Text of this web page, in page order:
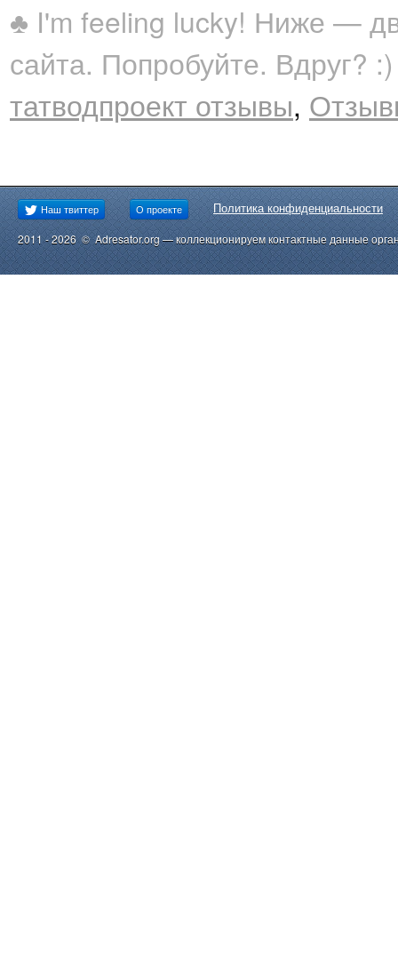
♣ I'm feeling lucky! Ниже —
сайта. Попробуйте. Вдруг? :)
татводпроект отзывы,
Наш твиттер О проекте Политика конфиденциальности
2011 - 2026 © Adresator.org — коллекционируем контактные данные